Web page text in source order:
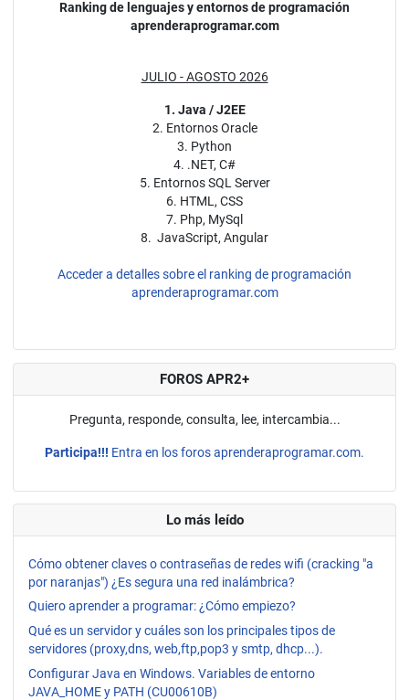
Ranking de lenguajes y entornos de programación
aprenderaprogramar.com
JULIO - AGOSTO 2026
1. Java / J2EE
2. Entornos Oracle
3. Python
4. .NET, C#
5. Entornos SQL Server
6. HTML, CSS
7. Php, MySql
8. JavaScript, Angular
Acceder a detalles sobre el ranking de programación
aprenderaprogramar.com
FOROS APR2+
Pregunta, responde, consulta, lee, intercambia...
Participa!!! Entra en los foros aprenderaprogramar.com.
Lo más leído
Cómo obtener claves o contraseñas de redes wifi (cracking "a
por naranjas") ¿Es segura una red inalámbrica?
Quiero aprender a programar: ¿Cómo empiezo?
Qué es un servidor y cuáles son los principales tipos de
servidores (proxy,dns, web,ftp,pop3 y smtp, dhcp...).
Configurar Java en Windows. Variables de entorno
JAVA_HOME y PATH (CU00610B)